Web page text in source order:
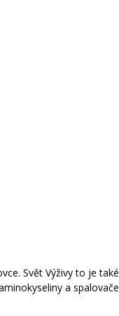
Svět Výživy to je také
a spalovače